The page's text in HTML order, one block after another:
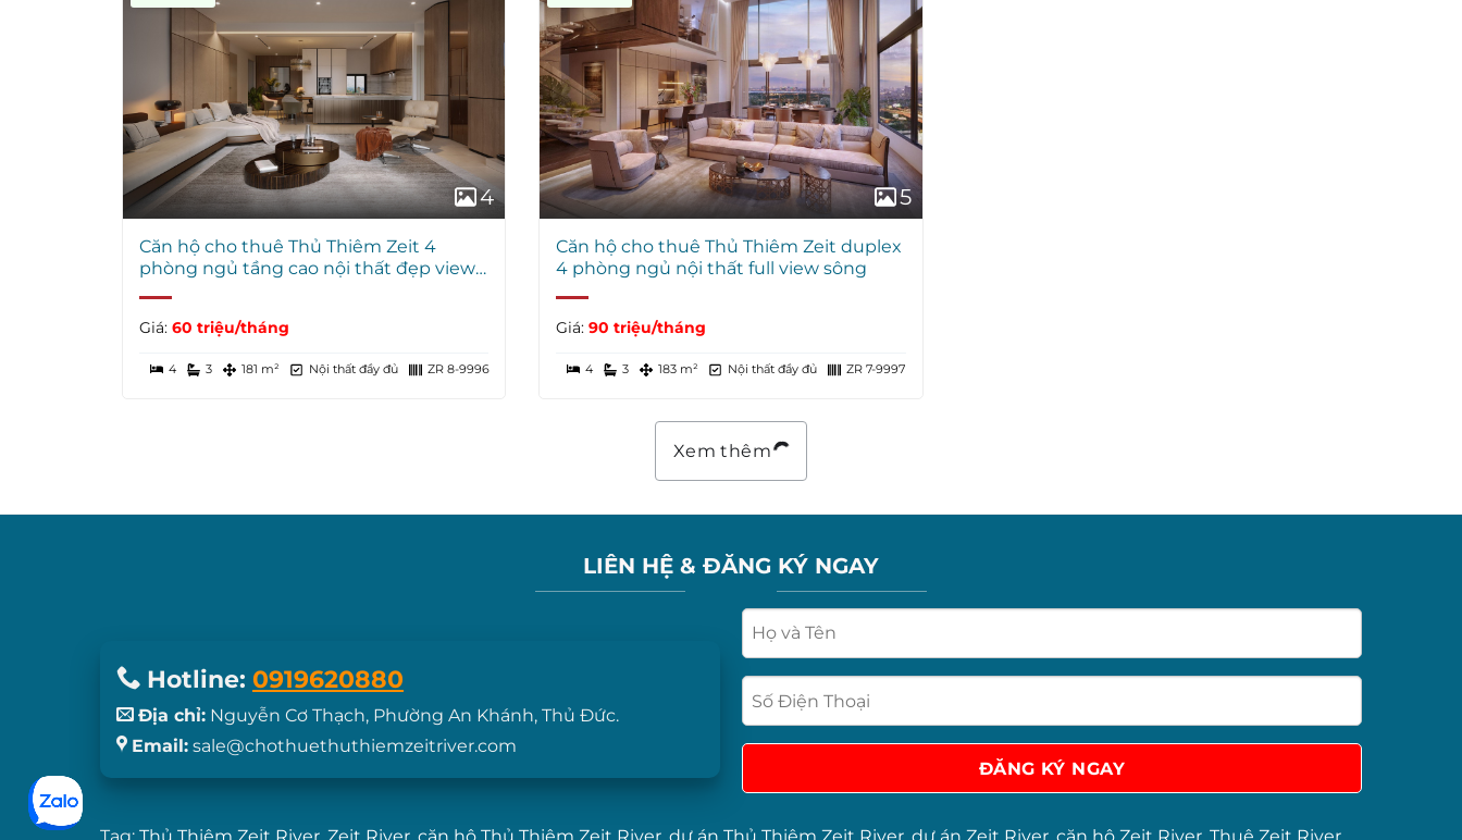
4
Căn hộ cho thuê Thủ Thiêm Zeit 4
phòng ngủ tầng cao nội thất đẹp view
Giá: 60 triệu/tháng
4 3 181 m² Nội thất đầy đủ ZR 8-9996
5
Căn hộ cho thuê Thủ Thiêm Zeit duplex
4 phòng ngủ nội thất full view sông
Giá:90 triệu/tháng
4 3 183 m² Nội thất đầy đủ ZR 7-9997
Xem thêm
LIÊN HỆ & ĐĂNG KÝ NGAY
Hotline: 0919620880
Địa chỉ: Nguyễn Cơ Thạch, Phường An Khánh, Thủ Đức.
Email: sale@chothuethuthiemzeitriver.com